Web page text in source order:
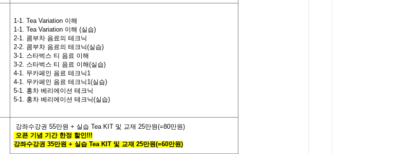
1-1. Tea Variation 이해
1-1. Tea Variation 이해 (실습)
2-1. 콤부차 음료의 테크닉
2-2. 콤부차 음료의 테크닉(실습)
3-1. 스타벅스 티 음료 이해
3-2. 스타벅스 티 음료 이해(실습)
4-1. 무카페인 음료 테크닉1
4-1. 무카페인 음료 테크닉1(실습)
5-1. 홍차 베리에이션 테크닉
5-1. 홍차 베리에이션 테크닉(실습)
강좌수강권 55만원 + 실습 Tea KIT 및 교재 25만원(=80만원)
오픈 기념 기간 한정 할인!!!
강좌수강권 35만원 + 실습 Tea KIT 및 교재 25만원(=60만원)